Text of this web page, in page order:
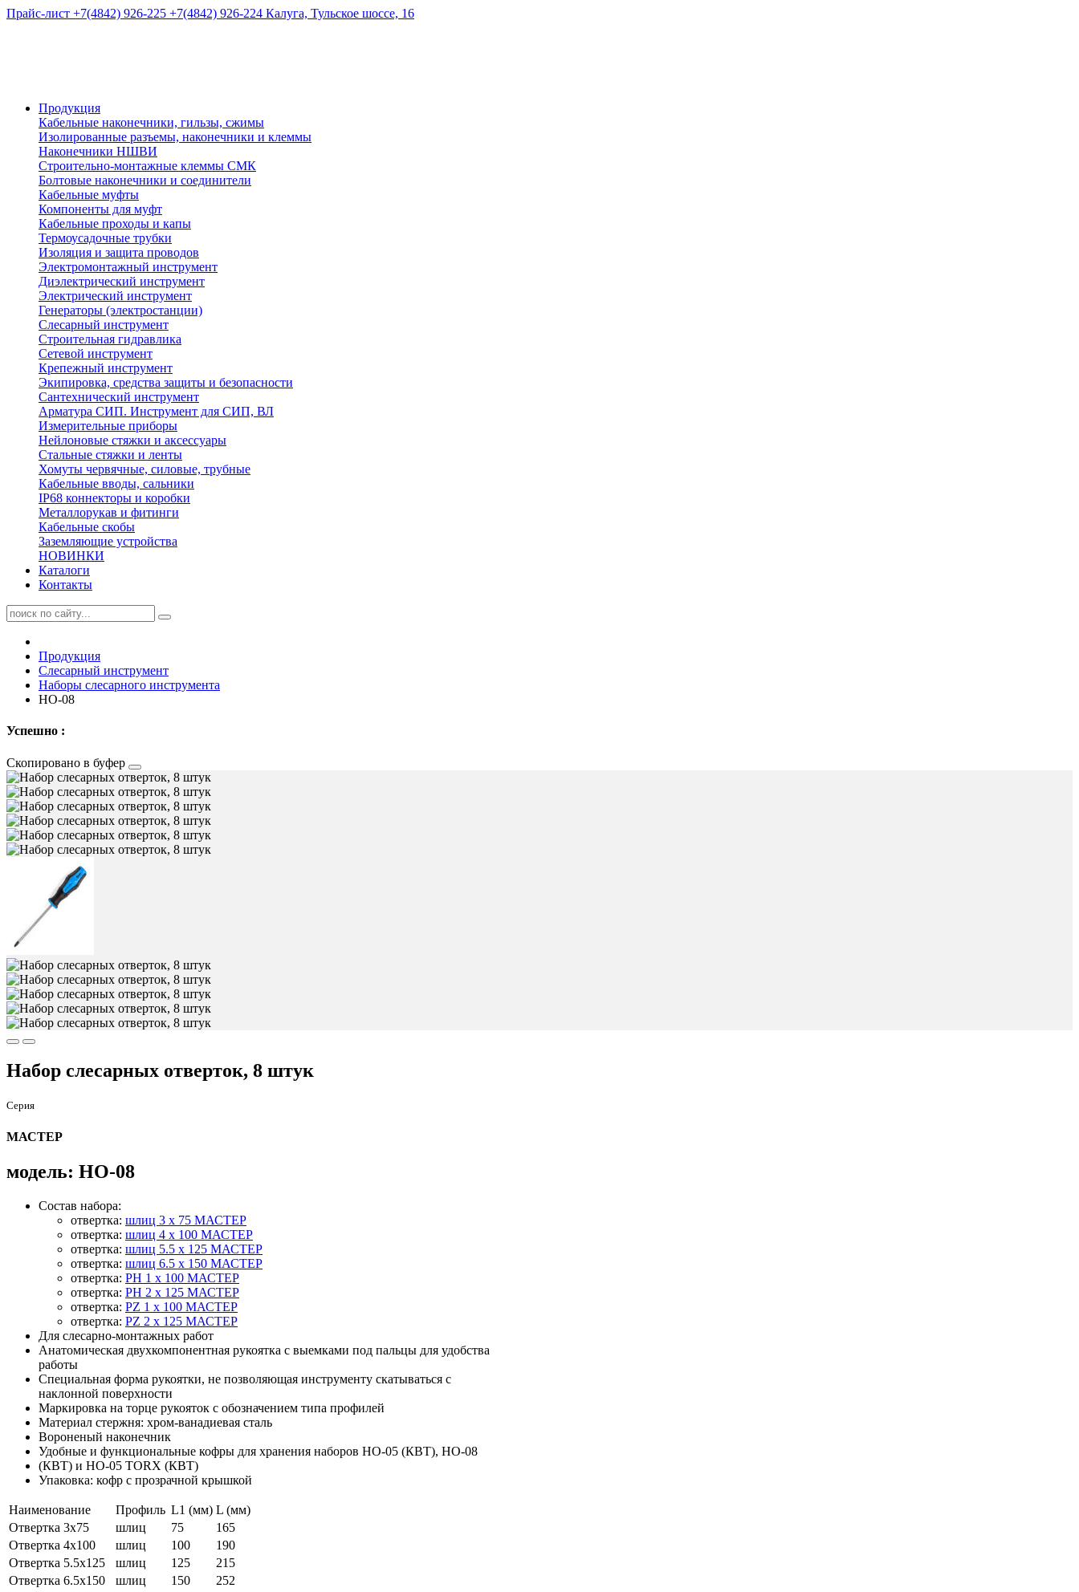
Прайс-лист +7(4842) 926-225 +7(4842) 926-224 Калуга, Тульское шоссе, 16
Продукция
Кабельные наконечники, гильзы, сжимы
Изолированные разъемы, наконечники и клеммы
Наконечники НШВИ
Строительно-монтажные клеммы СМК
Болтовые наконечники и соединители
Кабельные муфты
Компоненты для муфт
Кабельные проходы и капы
Термоусадочные трубки
Изоляция и защита проводов
Электромонтажный инструмент
Диэлектрический инструмент
Электрический инструмент
Генераторы (электростанции)
Слесарный инструмент
Строительная гидравлика
Сетевой инструмент
Крепежный инструмент
Экипировка, средства защиты и безопасности
Сантехнический инструмент
Арматура СИП. Инструмент для СИП, ВЛ
Измерительные приборы
Нейлоновые стяжки и аксессуары
Стальные стяжки и ленты
Хомуты червячные, силовые, трубные
Кабельные вводы, сальники
IP68 коннекторы и коробки
Металлорукав и фитинги
Кабельные скобы
Заземляющие устройства
НОВИНКИ
Каталоги
Контакты
Продукция
Слесарный инструмент
Наборы слесарного инструмента
НО-08
Успешно :
Скопировано в буфер
Набор слесарных отверток, 8 штук
Серия
МАСТЕР
модель: НО-08
Состав набора:
отвертка: шлиц 3 х 75 МАСТЕР
отвертка: шлиц 4 х 100 МАСТЕР
отвертка: шлиц 5.5 х 125 МАСТЕР
отвертка: шлиц 6.5 х 150 МАСТЕР
отвертка: PH 1 х 100 МАСТЕР
отвертка: PH 2 х 125 МАСТЕР
отвертка: PZ 1 х 100 МАСТЕР
отвертка: PZ 2 х 125 МАСТЕР
Для слесарно-монтажных работ
Анатомическая двухкомпонентная рукоятка с выемками под пальцы для удобства
работы
Специальная форма рукоятки, не позволяющая инструменту скатываться с
наклонной поверхности
Маркировка на торце рукояток с обозначением типа профилей
Материал стержня: хром-ванадиевая сталь
Вороненый наконечник
Удобные и функциональные кофры для хранения наборов НО-05 (КВТ), НО-08
(КВТ) и НО-05 TORX (КВТ)
Упаковка: кофр с прозрачной крышкой
Наименование Профиль L1 (мм) L (мм)
Отвертка 3х75
шлиц 75
165
Отвертка 4х100
шлиц 100
190
Отвертка 5.5х125
шлиц 125
215
Отвертка 6.5х150
шлиц 150
252